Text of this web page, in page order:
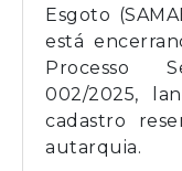
Esgoto
está
Processo
002/2025,
cadastro
autarquia.